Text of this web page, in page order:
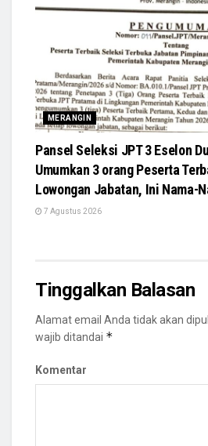
MERANGIN
Pansel Seleksi JPT 3 Eselon
Umumkan 3 orang Peserta
Lowongan Jabatan, Ini Nama-
7 Agustus 2026
Tinggalkan Balasan
Alamat email Anda tidak akan
wajib ditandai *
Komentar